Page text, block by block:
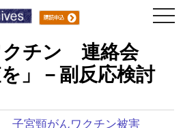
クチン 連絡会
を」－副反応検討
子宮頸がんワクチン被害